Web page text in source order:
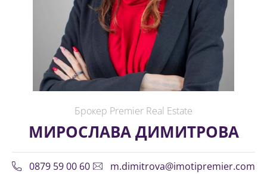
Брокер Premier Real Estate
МИРОСЛАВА ДИМИТРОВА
0879 59 00 60 m.dimitrova@imotipremier.com